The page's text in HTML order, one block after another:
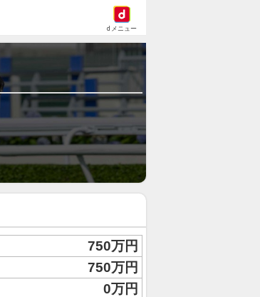
dメニュー
750万円
750万円
0万円